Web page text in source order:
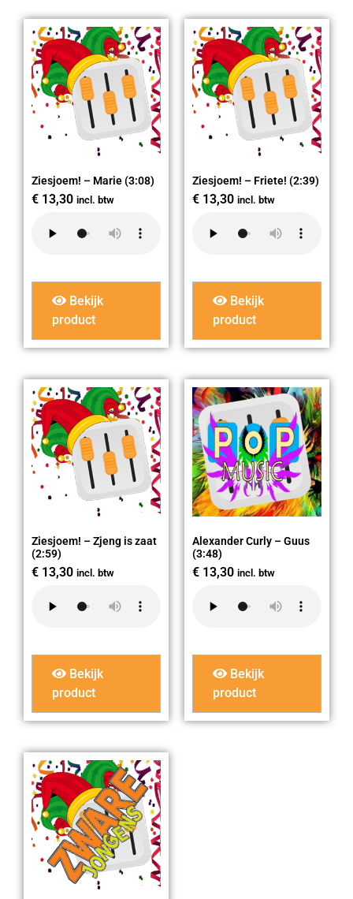
Ziesjoem! – Marie (3:08)
€ 13,30 incl. btw
Bekijk
product
Ziesjoem! – Friete! (2:39)
€ 13,30 incl. btw
Bekijk
product
Ziesjoem! – Zjeng is zaat
(2:59)
€ 13,30 incl. btw
Bekijk
product
Alexander Curly – Guus
(3:48)
€ 13,30 incl. btw
Bekijk
product